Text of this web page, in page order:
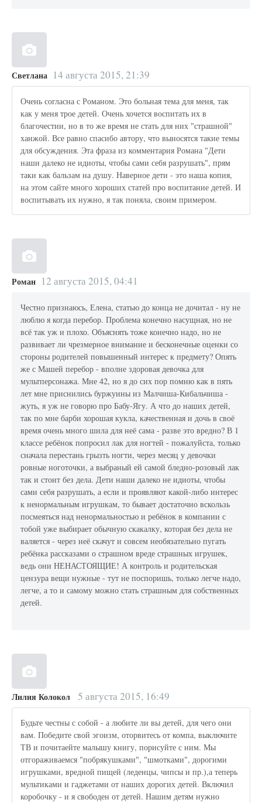
Светлана 14 августа 2015, 21:39
Очень согласна с Романом. Это больная тема для меня, так
как у меня трое детей. Очень хочется воспитать их в
благочестии, но в то же время не стать для них "страшной"
ханжой. Все равно спасибо автору, что выносятся такие темы
для обсуждения. Эта фраза из комментария Романа "Дети
наши далеко не идиоты, чтобы сами себя разрушать", прям
таки как бальзам на душу. Наверное дети - это наша копия,
на этом сайте много хороших статей про воспитание детей. И
воспитывать их нужно, я так поняла, своим примером.
Роман 12 августа 2015, 04:41
Честно признаюсь, Елена, статью до конца не дочитал - ну не
люблю я когда перебор. Проблема конечно насущная, но не
всё так уж и плохо. Объяснять тоже конечно надо, но не
развивает ли чрезмерное внимание и бесконечные оценки со
стороны родителей повышенный интерес к предмету? Опять
же с Машей перебор - вполне здоровая девочка для
мультперсонажа. Мне 42, но я до сих пор помню как в пять
лет мне приснились буржуины из Малчиша-Кибальчиша -
жуть, я уж не говорю про Бабу-Ягу. А что до наших детей,
так по мне барби хорошая кукла, качественная и дочь в своё
время очень много шила для неё сама - разве это вредно? В 1
классе ребёнок попросил лак для ногтей - пожалуйста, только
сначала перестань грызть ногти, через месяц у девочки
ровные ноготочки, а выбраный ей самой бледно-розовый лак
так и стоит без дела. Дети наши далеко не идиоты, чтобы
сами себя разрушать, а если и проявляют какой-либо интерес
к ненормальным игрушкам, то бывает достаточно вскользь
посмеяться над ненормальностью и ребёнок в компании с
тобой уже выбирает обычную скакалку, которая без дела не
валяется - через неё скачут и совсем необязательно пугать
ребёнка рассказами о страшном вреде страшных игрушек,
ведь они НЕНАСТОЯЩИЕ! А контроль и родительская
цензура вещи нужные - тут не поспоришь, только легче надо,
легче, а то и самому можно стать страшным для собственных
детей.
Лилия Колокол 5 августа 2015, 16:49
Будьте честны с собой - а любите ли вы детей, для чего они
вам. Победите свой эгоизм, оторвитесь от компа, выключите
ТВ и почитаейте малышу книгу, порисуйте с ним. Мы
отгораживаемся "побрякушками", "шмотками", дорогими
игрушками, вредной пищей (леденцы, чипсы и пр.),а теперь
мультиками и гаджетами от наших дорогих детей. Включил
коробочку - и я свободен от детей. Нашим детям нужно